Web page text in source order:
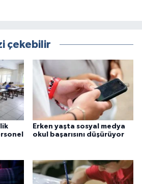
çekebilir
Erken yaşta sosyal medya
okul başarısını düşürüyor